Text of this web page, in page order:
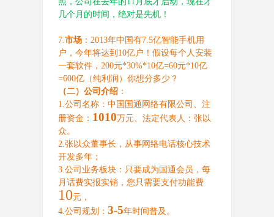
几个月的时间，绝对是先机！
7.市场： 2013年中国有7.5亿智能手机用
户，今年将达到 10亿户！假设每个人安装
一套软件， 200元*30%*10亿=60元*10亿
=600亿（纯利润）你想分多少？
（二）公司介绍：
1.公司名称：中国国通网络有限公司、注
册资金： 1010万元、法定代表人：张以
众。
2.张以众董事长，从事网络电话核心技术
开发多年；
3.公司业务板块：只要成为国通会员，每
月话费实报实销，您只需要支付功能费
10元，
4.公司规划： 3-5年时间普及。